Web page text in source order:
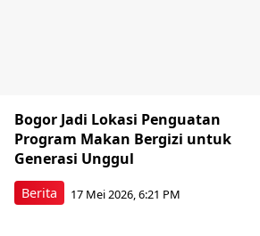
Berita
Bogor Jadi Lokasi Penguatan
Program Makan Bergizi untuk
Generasi Unggul
17 Mei 2026, 6:21 PM